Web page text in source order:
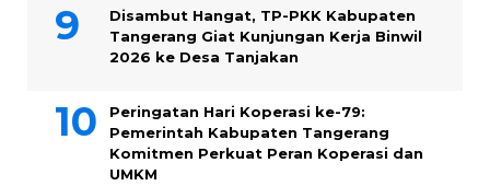
Disambut Hangat, TP-PKK Kabupaten
Tangerang Giat Kunjungan Kerja Binwil
2026 ke Desa Tanjakan
Peringatan Hari Koperasi ke-79:
Pemerintah Kabupaten Tangerang
Komitmen Perkuat Peran Koperasi dan
UMKM